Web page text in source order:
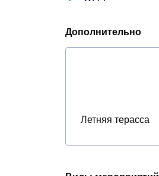
Дополнительно
Летняя терасса